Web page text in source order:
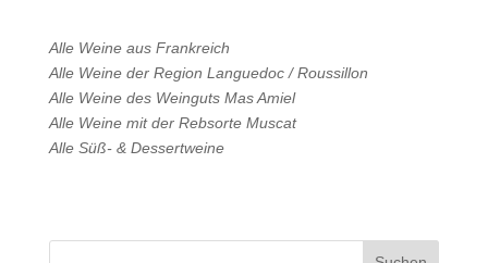
Alle Weine aus Frankreich
Alle Weine der Region Languedoc / Roussillon
Alle Weine des Weinguts Mas Amiel
Alle Weine mit der Rebsorte Muscat
Alle Süß- & Dessertweine